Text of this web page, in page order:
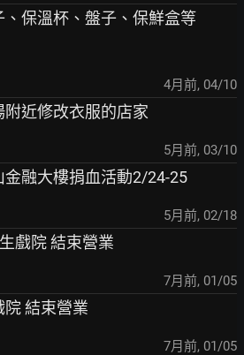
、保溫杯、盤子、保鮮盒等
4月前, 04/10
附近修改衣服的店家
5月前, 03/10
金融大樓捐血活動2/24-25
5月前, 02/18
戲院 結束營業
7月前, 01/05
院 結束營業
7月前, 01/05